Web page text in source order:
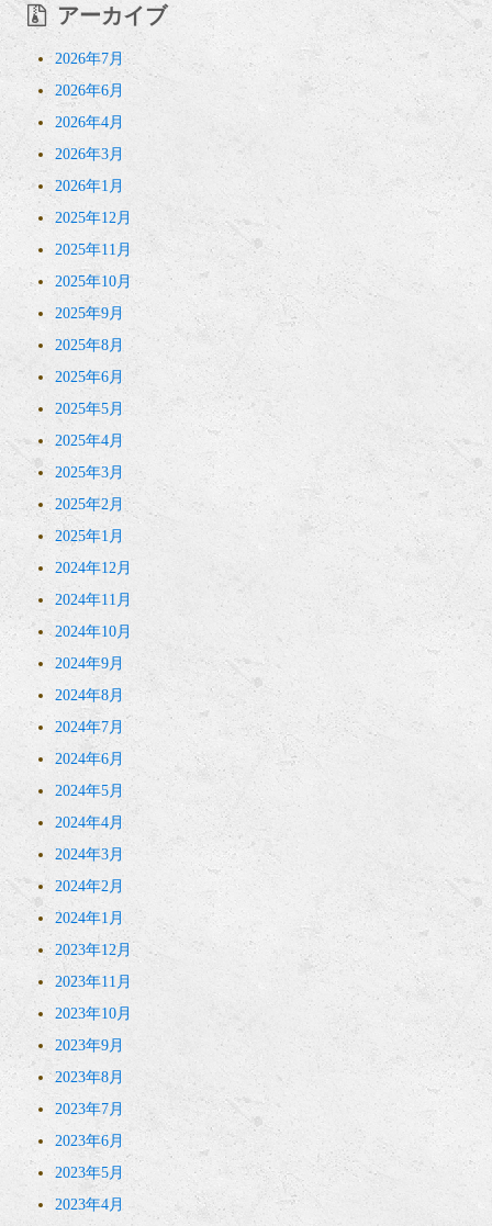
アーカイブ
2026年7月
2026年6月
2026年4月
2026年3月
2026年1月
2025年12月
2025年11月
2025年10月
2025年9月
2025年8月
2025年6月
2025年5月
2025年4月
2025年3月
2025年2月
2025年1月
2024年12月
2024年11月
2024年10月
2024年9月
2024年8月
2024年7月
2024年6月
2024年5月
2024年4月
2024年3月
2024年2月
2024年1月
2023年12月
2023年11月
2023年10月
2023年9月
2023年8月
2023年7月
2023年6月
2023年5月
2023年4月